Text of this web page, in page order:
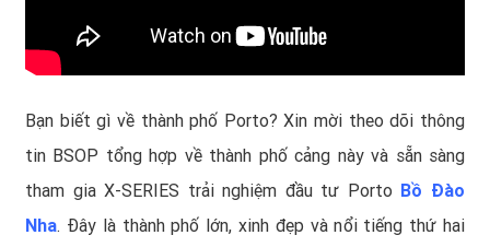
Bạn biết gì về thành phố Porto? Xin mời theo dõi thông
tin BSOP tổng hợp về thành phố cảng này và sẵn sàng
tham gia X-SERIES trải nghiệm đầu tư Porto Bồ Đào
Nha. Đây là thành phố lớn, xinh đẹp và nổi tiếng thứ hai